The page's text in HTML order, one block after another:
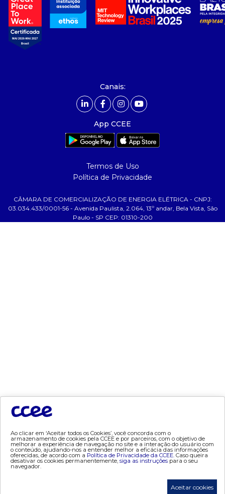
- Governança
- Nossos Associados
- integridade, riscos e auditoria
- Relatório de Sustentabilidade 2025
ajuda
- Contratos
- Leilão
- MCSD
- Mercado Mensal
Canais:
App CCEE
Termos de Uso
Política de Privacidade
CÂMARA DE COMERCIALIZAÇÃO DE ENERGIA ELÉTRICA - CNPJ:
03.034.433/0001-56 - Avenida Paulista, 2.064, 13º andar, Bela Vista, São
Paulo - SP CEP: 01310-200
Ao clicar em ‘Aceitar todos os Cookies’, você concorda com o
armazenamento de cookies pela CCEE e por parceiros, com o objetivo de
melhorar a experiência de navegação no site e a interação do usuário com
o conteúdo, ajudando-nos a entender melhor a eficácia das informações
oferecidas, de acordo com a Política de Privacidade da CCEE. Caso queira
desativar os cookies permanentemente, siga as instruções para o seu
navegador.
Aceitar cookies